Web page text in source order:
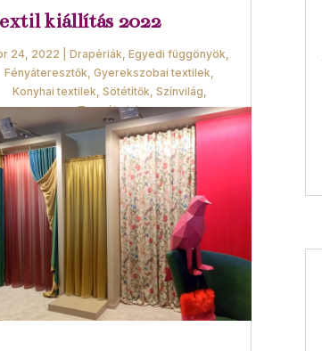
kiállítás 2022
24, 2022 Drapériák, Egyedi függönyök,
Fényáteresztők,Gyerekszobai textilek,
Konyhai textilek, Sötétítők, Színvilág,
Termékeink